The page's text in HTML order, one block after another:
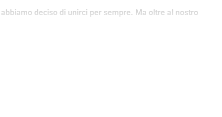
deciso di unirci per sempre. Ma oltre al nostro
ci aiuterà a superare gli ostacoli finanziari e a
ci uniscono.